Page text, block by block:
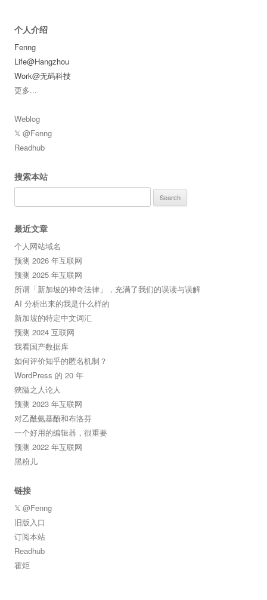
个人介绍
Fenng
Life@Hangzhou
Work@无码科技
更多...
Weblog
𝕏 @Fenng
Readhub
搜索本站
for:
最近文章
个人网站域名
预测 2026 年互联网
预测 2025 年互联网
所谓「新加坡的神奇法律」，充满了我们的误读与误解
AI 分析出来的我是什么样的
新加坡的特定中文词汇
预测 2024 互联网
我看国产数据库
如何评价知乎的匿名机制？
WordPress 的 20 年
狹隘之人论人
预测 2023 年互联网
对乙酰氨基酚和布洛芬
一个好用的编辑器，很重要
预测 2022 年互联网
黑粉儿
链接
𝕏 @Fenng
旧版入口
订阅本站
Readhub
霍炬